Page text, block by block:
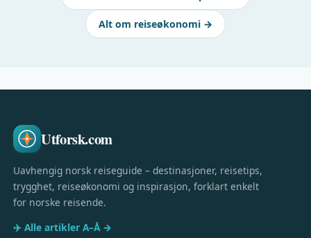
Alt om reiseøkonomi →
Utforsk.com
Uavhengig norsk reiseguide – destinasjoner, reisetips,
trygghet, reiseøkonomi og inspirasjon, forklart enkelt
for norske reisende.
✈️ Alle artikler A–Å →